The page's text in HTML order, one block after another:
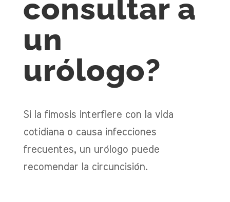
consultar a
un
urólogo?
Si la fimosis interfiere con la vida
cotidiana o causa infecciones
frecuentes, un urólogo puede
recomendar la circuncisión.